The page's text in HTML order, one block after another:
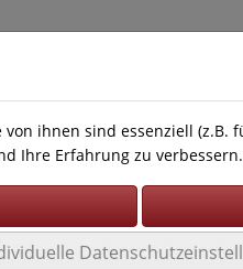
von ihnen sind essenziell
Ihre Erfahrung zu verbessern.